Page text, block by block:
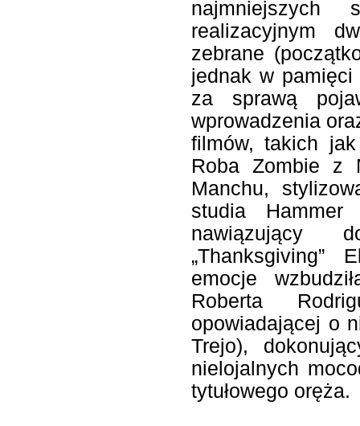
najmniejszych
realizacyjnym
zebrane
jednak w
za sprawą
wprowadzenia
filmów, takich
Roba Zombie z
Manchu,
studia Hammer
nawiązujący
„Thanksgiving”
emocje
Roberta
opowiadającej o
Trejo),
nielojalnych
tytułowego oręża.